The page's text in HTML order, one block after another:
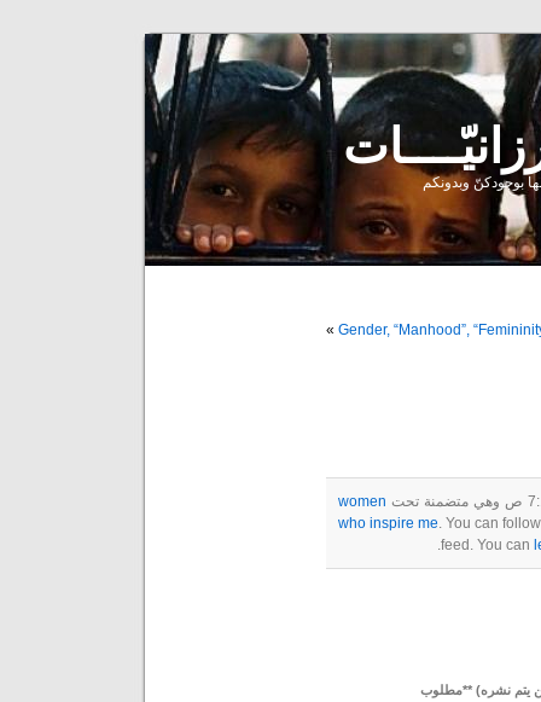
بوجودكنّ وبدونكم
Gender, “Manhood”,
»
women
who inspire me. You can
feed. You can
يتم نشره) **مطلوب